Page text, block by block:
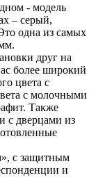
- модель
– серый,
одна из самых
друг на
более широкий
цвета с
с молочными
Также
с дверцами из
с защитным
и